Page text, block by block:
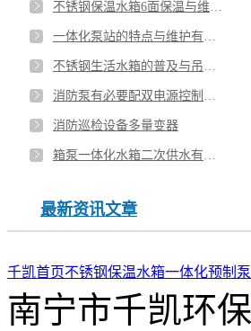
消防巡检设备多量变器
最新资讯文章
千凯首页不锈钢保温水箱一体化预制
南宁市千凯环